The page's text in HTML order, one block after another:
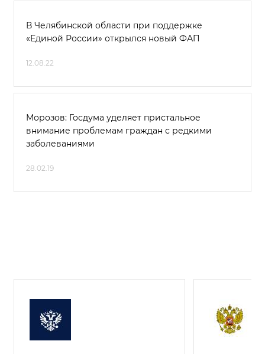
В Челябинской области при поддержке
«Единой России» открылся новый ФАП
12.08.22
Морозов: Госдума уделяет пристальное
внимание проблемам граждан с редкими
заболеваниями
28.02.19